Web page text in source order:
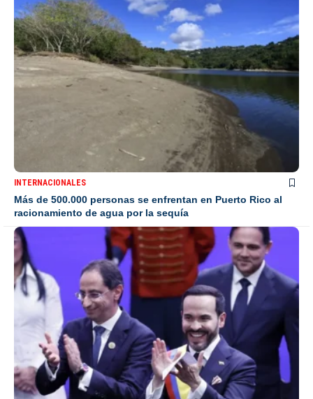
INTERNACIONALES
Más de 500.000 personas se enfrentan en Puerto Rico al
racionamiento de agua por la sequía